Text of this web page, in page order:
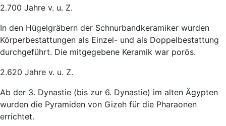
2.700 Jahre v. u. Z.
In den Hügelgräbern der Schnurbandkeramiker wurden
Körperbestattungen als Einzel- und als Doppelbestattung
durchgeführt. Die mitgegebene Keramik war porös.
2.620 Jahre v. u. Z.
Ab der 3. Dynastie (bis zur 6. Dynastie) im alten Ägypten
wurden die Pyramiden von Gizeh für die Pharaonen
errichtet.